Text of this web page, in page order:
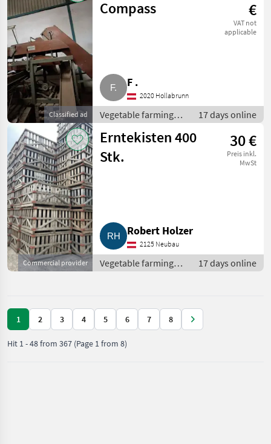
equipment
Classified ad
Compass
€
VAT not
applicable
F .
2020 Hollabrunn
Vegetable farming
equipment / Other
vegetable farming
equipment
17 days online
Commercial provider
Erntekisten 400
Stk.
30 €
Preis inkl.
MwSt
Robert Holzer
2125 Neubau
Vegetable farming
equipment / Other
17 days online
1 2 3 4 5 6 7 8
Hit 1-48from 367 (Page 1 from 8)